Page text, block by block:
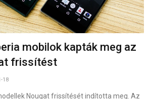
mobilok kapták meg az
frissítést
18
Nougat frissítését indította meg. Az